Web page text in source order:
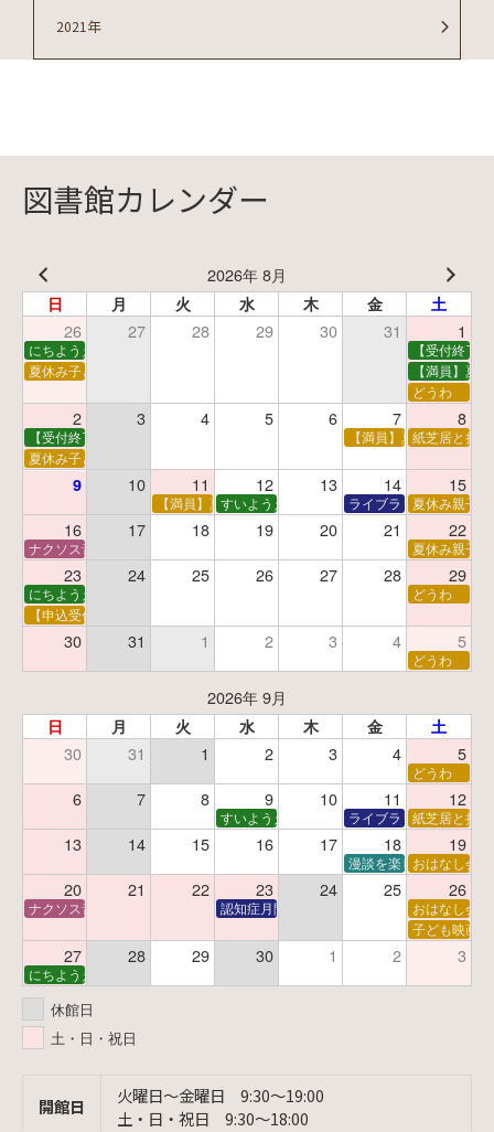
2021年
図書館カレンダー
2026年 8月
日 月 火 水 木 金 土
26 27 28 29 30 31 1
にちようえほん
【受付終了
夏休み子ども映画会
【満員】夏
どうわ
2 3 4 5 6 7 8
【受付終了】親子で挑戦！調べ学習ワークショップ 【満員】夏休み科学あ
紙芝居と折
夏休み子ども平和映画会
9 10 11 12 13 14 15
【満員】夏休みおはなし工作会
すいようえほん ライブラリーシアター
夏休み親子
16 17 18 19 20 21 22
ナクソス音楽会 第5回 NHK交響楽団創立100年 夏休み親子
23 24 25 26 27 28 29
にちようえほん
どうわ
【申込受付中】ゆうべのこわ～いおはなし会
30 31 1 2 3 4 5
どうわ
2026年 9月
日 月 火 水 木 金 土
30 31 1 2 3 4 5
どうわ
6 7 8 9 10 11 12
すいようえほん ライブラリーシアター
紙芝居と折
13 14 15 16 17 18 19
漫談を楽しむ会 ～漫談
おはなし会
20 21 22 23 24 25 26
ナクソス音楽会 第6回 宇宙を感じるクラシック認知症月間 特別映画会「調査屋マオさんの恋
おはなし会
子ども映画会
27 28 29 30 1 2 3
にちようえほん
休館日
土・日・祝日
開館日
火曜日〜金曜日 9:30〜19:00
土・日・祝日 9:30〜18:00